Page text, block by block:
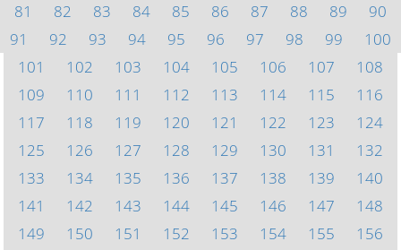
81
82 83 84 85 86 87 88 89
90
91
92 93 94 95 96 97 98 99
100
101
102 103 104 105 106 107
108
109
110 111 112 113 114 115
116
117
118 119 120 121 122 123
124
125
126 127 128 129 130 131
132
133
134 135 136 137 138 139
140
141
142 143 144 145 146 147
148
149
150 151 152 153 154 155
156